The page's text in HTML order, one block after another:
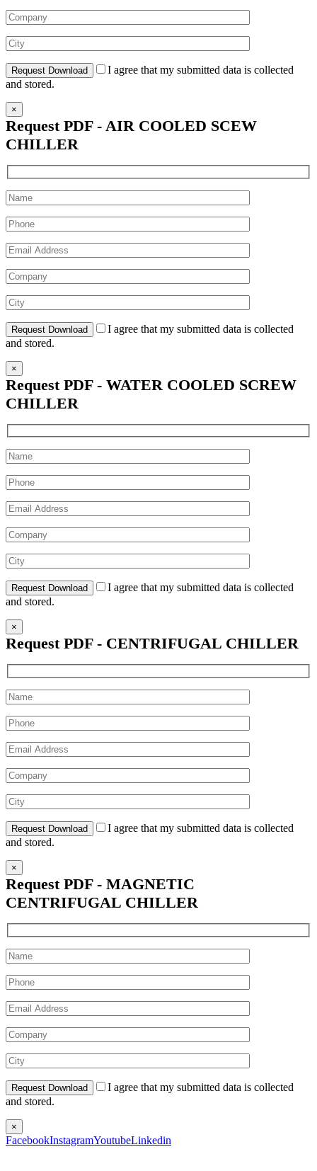
I agree that my submitted data is collected
and stored.
×
Request PDF - AIR COOLED SCEW
CHILLER
I agree that my submitted data is collected
and stored.
×
Request PDF - WATER COOLED SCREW
CHILLER
I agree that my submitted data is collected
and stored.
×
Request PDF - CENTRIFUGAL CHILLER
I agree that my submitted data is collected
and stored.
×
Request PDF - MAGNETIC
CENTRIFUGAL CHILLER
I agree that my submitted data is collected
and stored.
×
FacebookInstagramYoutubeLinkedin